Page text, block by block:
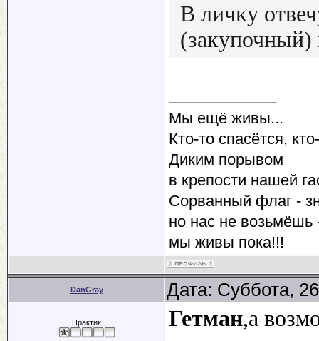
В личку
(закупочный)
Мы ещё живы...
Кто-то спасётся,
Диким порывом
в крепости нашей
Сорванный флаг -
но нас не возьмёшь
мы живы пока!!!
DanGray Дата: Суббота,
Практик Гетман,а